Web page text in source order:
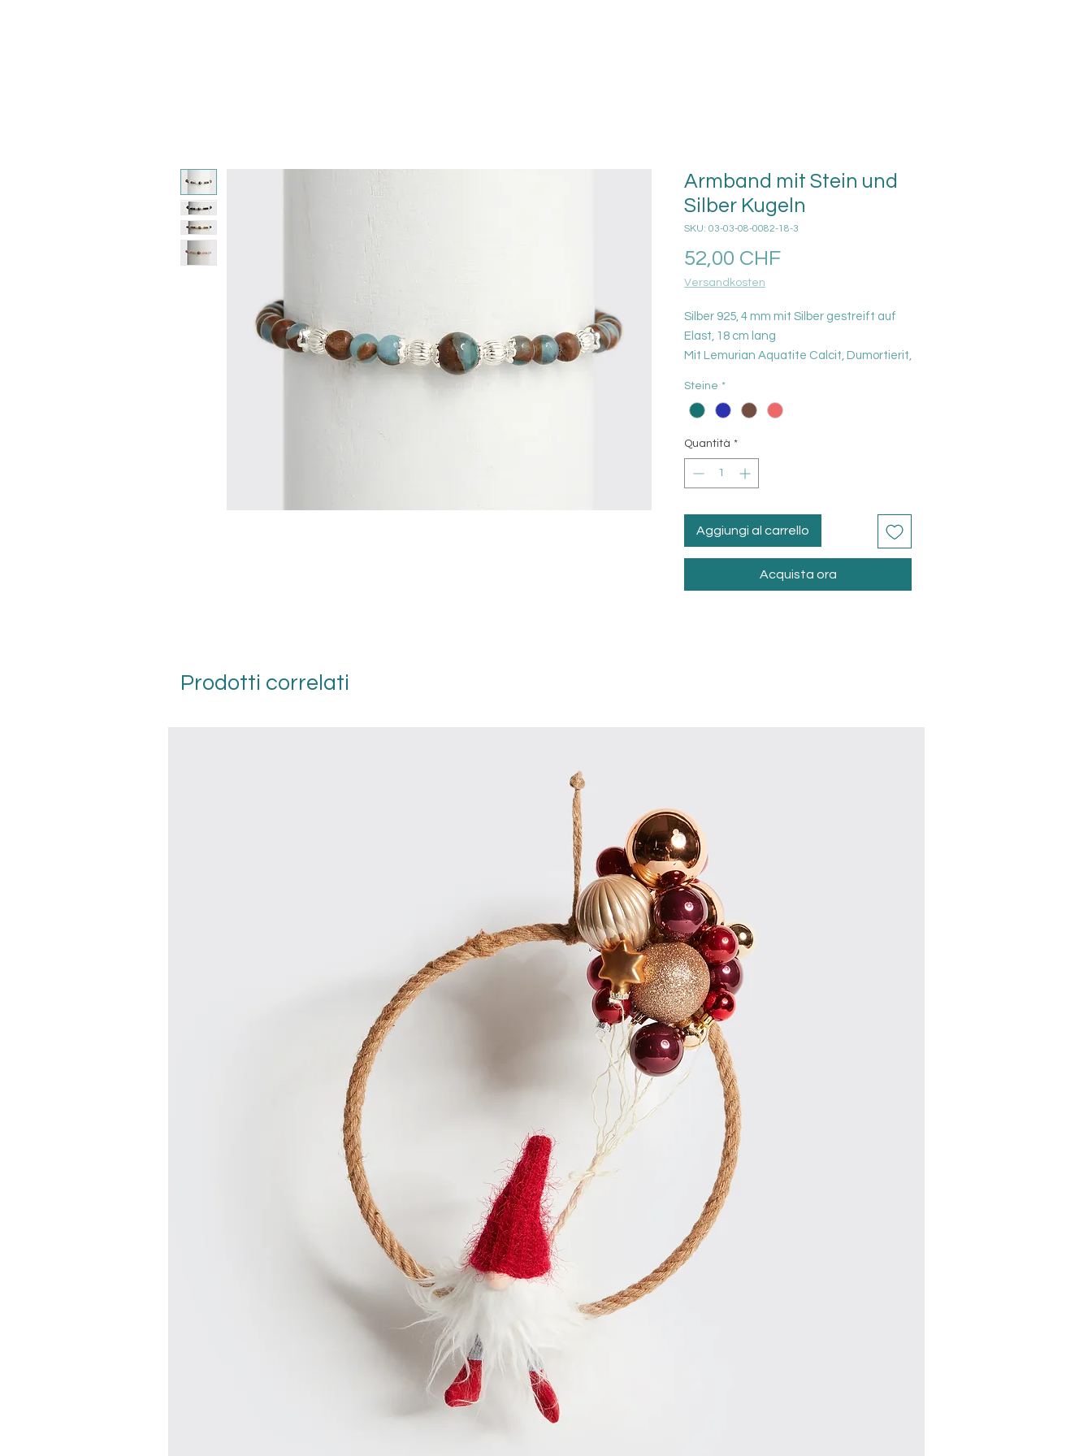
Armband mit Stein und
Silber Kugeln
SKU: 03-03-08-0082-18-3
52,00 CHFPrezzo
Versandkosten
Silber 925, 4 mm mit Silber gestreift auf
Elast, 18 cm lang
Mit Lemurian Aquatite Calcit, Dumortierit,
Steine *
Quantità *
Aggiungi al carrello
Acquista ora
Prodotti correlati